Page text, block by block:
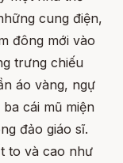
cung điện,
đông mới vào
trưng chiếu
áo vàng, ngự
cái mũ miện
đảo giáo sĩ.
to và cao như